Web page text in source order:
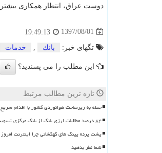
دوست عراق، انتظار همكاری بیشتری
1397/08/01
19:49:13
تگهای خبر: بانك خدمات
این مطلب را می پسندید؟
تازه ترین مطالب مرتبط
حمله به زیرساخت هوانوردی کشور با اقدام
۸۴ درصد مطالبات ارزی بانک از بانک مرکزی تسویه شد
پشت پرده پینگ های کهکشانی چرا اینترنت
شما نظر بدهید